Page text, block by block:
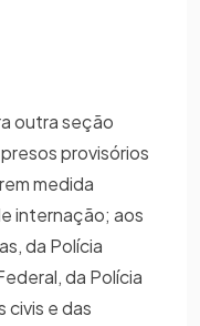
outra seção
provisórios
medida
internação; aos
da Polícia
da Polícia
civis e das